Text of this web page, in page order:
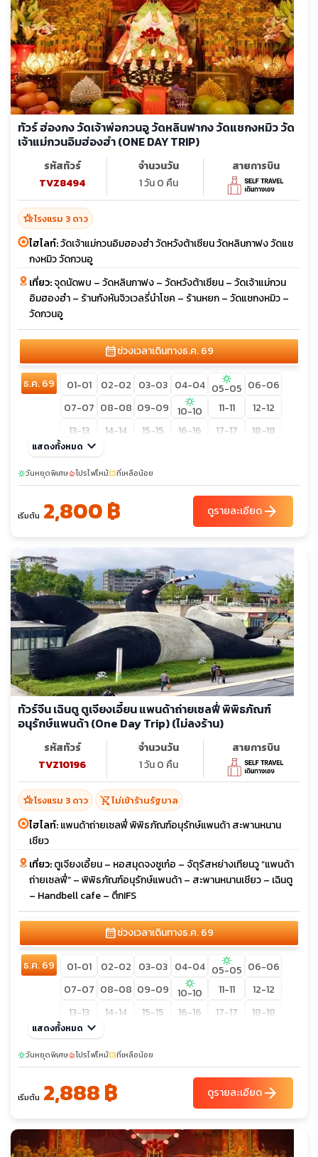
ทัวร์ ฮ่องกง วัดเจ้าพ่อกวนอู วัดหลินฟากง วัดแชกงหมิว วัด
เจ้าแม่กวนอิมฮ่องฮำ (ONE DAY TRIP)
รหัสทัวร์
TVZ8494
จำนวนวัน
1 วัน 0 คืน
สายการบิน
hotel_classโรงแรม 3 ดาว
ไฮไลท์:วัดเจ้าแม่กวนอิมฮองฮำ วัดหวังต้าเซียน วัดหลินกาฟง วัดแช
กงหมิว วัดกวนอู
เที่ยว:จุดนัดพบ – วัดหลินกาฟง – วัดหวังต้าเซียน – วัดเจ้าแม่กวน
อิมฮองฮำ – ร้านกังหันจิวเวลรี่นำโชค – ร้านหยก – วัดแชกงหมิว –
วัดกวนอู
calendar_monthช่วงเวลาเดินทางธ.ค. 69
ธ.ค. 69 01-01 02-02 03-03 04-04 sunny
05-05 06-06
07-07 08-08 09-09 sunny
10-10 11-11
12-12
13-13
14-14 15-15 16-16 17-17
18-18
19-19
sunny
25-25 26-26 27-27
แสดงทั้งหมด keyboard_arrow_down
sunnyวันหยุดพิเศษlocal_fire_departmentโปรไฟไหม้confirmation_numberที่เหลือน้อย
เริ่มต้น 2,800 ฿ ดูรายละเอียดarrow_forward
ทัวร์จีน เฉินตู ตูเจียงเอี้ยน แพนด้าถ่ายเซลฟี่ พิพิธภัณฑ์
อนุรักษ์แพนด้า (One Day Trip) (ไม่ลงร้าน)
รหัสทัวร์
TVZ10196
จำนวนวัน
1 วัน 0 คืน
สายการบิน
hotel_classโรงแรม 3 ดาว shopping_cart_offไม่เข้าร้านรัฐบาล
ไฮไลท์:แพนด้าถ่ายเซลฟี่ พิพิธภัณฑ์อนุรักษ์แพนด้า สะพานหนาน
เชียว
เที่ยว:ตูเจียงเอี้ยน – หอสมุดจงซูเก๋อ – จัตุรัสหย่างเทียนวู “แพนด้า
ถ่ายเซลฟี่” – พิพิธภัณฑ์อนุรักษ์แพนด้า – สะพานหนานเชียว – เฉินตู
– Handbell cafe – ตึกIFS
calendar_monthช่วงเวลาเดินทางธ.ค. 69
ธ.ค. 69 01-01 02-02 03-03 04-04 sunny
05-05 06-06
07-07 08-08 09-09 sunny
10-10 11-11
12-12
13-13
14-14 15-15 16-16 17-17
18-18
19-19
sunny
25-25 26-26 27-27
แสดงทั้งหมด keyboard_arrow_down
sunnyวันหยุดพิเศษlocal_fire_departmentโปรไฟไหม้confirmation_numberที่เหลือน้อย
เริ่มต้น 2,888 ฿ ดูรายละเอียดarrow_forward